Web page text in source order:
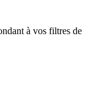
à vos filtres de